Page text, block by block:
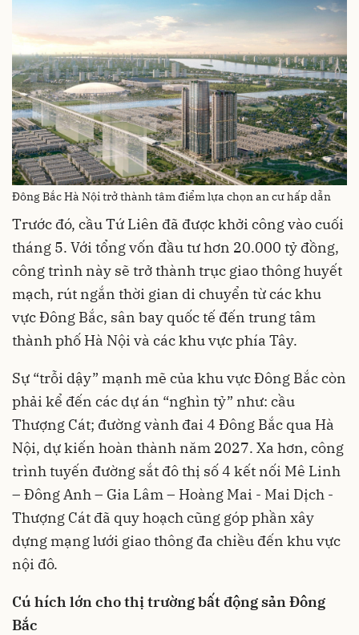
Đông Bắc Hà Nội trở thành tâm điểm lựa chọn an cư hấp dẫn
Trước đó, cầu Tứ Liên đã được khởi công vào cuối
tháng 5. Với tổng vốn đầu tư hơn 20.000 tỷ đồng,
công trình này sẽ trở thành trục giao thông huyết
mạch, rút ngắn thời gian di chuyển từ các khu
vực Đông Bắc, sân bay quốc tế đến trung tâm
thành phố Hà Nội và các khu vực phía Tây.
Sự “trỗi dậy” mạnh mẽ của khu vực Đông Bắc còn
phải kể đến các dự án “nghìn tỷ” như: cầu
Thượng Cát; đường vành đai 4 Đông Bắc qua Hà
Nội, dự kiến hoàn thành năm 2027. Xa hơn, công
trình tuyến đường sắt đô thị số 4 kết nối Mê Linh
– Đông Anh – Gia Lâm – Hoàng Mai - Mai Dịch -
Thượng Cát đã quy hoạch cũng góp phần xây
dựng mạng lưới giao thông đa chiều đến khu vực
nội đô.
Cú hích lớn cho thị trường bất động sản Đông
Bắc